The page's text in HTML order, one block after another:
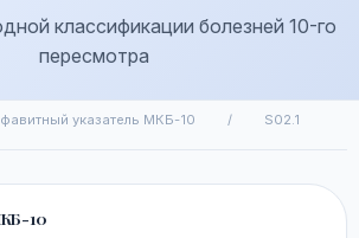
классификации болезней 10-го
пересмотра
указатель МКБ-10 / S02.1
10